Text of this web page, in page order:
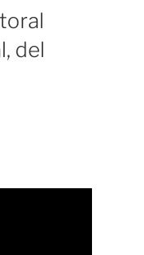
del